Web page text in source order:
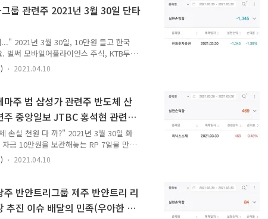
이니 이건 억울하지 않았어요. 그러나
증권거래세가 한없이 미워보여요.
스라는 건 그냥 아무 것도 안 하느니
없이 주식 건드릴 게 아니라 그 ..
룹 관련주 2021년 3월 30일 단타
2021년 3월 30일, 10만원 들고 한국
벌써 모바일어플라이언스 주식, KTB투
거두었어요. 그렇지만 합계 수익은
원 벌었어요. 10만원 기준으로 보면
현금으로 매매하니까 증거금으로 잡
쳐도 기본적으로 10만원어치 주식을
매매가 안 되기 때문에 있는 금액을 최
. '이거 생각보다 오래 끌고 가는..
2021.04.10
주 범 삼성가 관련주 반도체 산
중앙일보 JTBC 홍석현 관련주
3월 30일 단타 매매 성공
손실 천원 다 까?" 2021년 3월 30일 화
금 10만원을 보관해놓는 RP 7일물 만
게든 2021년 3월 손실을 싹 다 지워보
를 하고 있었어요. 2만원으로 천원 벌려
끝낼 수 없었어요. 그러나 10만원이라면
으면 되었어요. 어떻게든 몇 번을 치든
이날 한국 주식 매매를 마치고 10만원은
2021.04.10
반얀트리그룹 제주 반얀트리 리
진 이슈 배달의 민족(우아한 형